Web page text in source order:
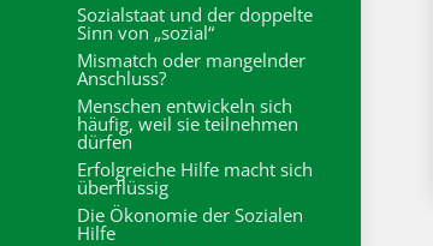
Sozialstaat und der doppelte
Sinn von „sozial“
Mismatch oder mangelnder
Anschluss?
Menschen entwickeln sich
häufig, weil sie teilnehmen
dürfen
Erfolgreiche Hilfe macht sich
überflüssig
Die Ökonomie der Sozialen
Hilfe